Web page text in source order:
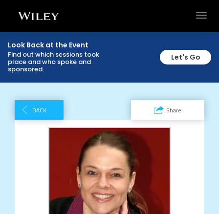
Look Back at the Event
Find out which sessions took
place and who spoke and
sponsored.
Let's Go
BACK Share